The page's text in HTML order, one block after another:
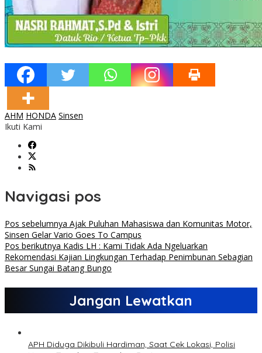
AHM HONDA Sinsen
Ikuti Kami
Navigasi pos
Pos sebelumnya Ajak Puluhan Mahasiswa dan Komunitas Motor,
Sinsen Gelar Vario Goes To Campus
Pos berikutnya Kadis LH : Kami Tidak Ada Ngeluarkan
Rekomendasi Kajian Lingkungan Terhadap Penimbunan Sebagian
Besar Sungai Batang Bungo
Jangan Lewatkan
APH Diduga Dikibuli Hardiman, Saat Cek Lokasi, Polisi